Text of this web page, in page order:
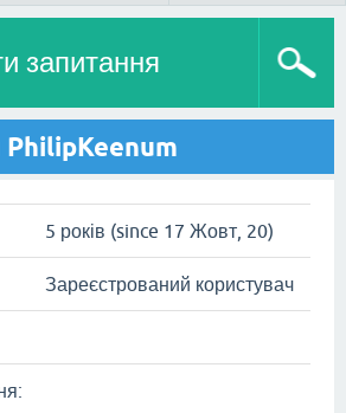
запитання
PhilipKeenum
5 років (since 17 Жовт, 20)
Зареєстрований користувач